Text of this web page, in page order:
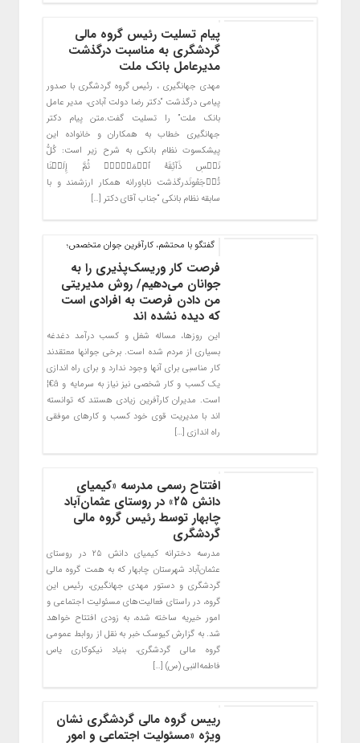
پیام تسلیت رئیس گروه مالی
گردشگری به مناسبت درگذشت
مدیرعامل بانک ملت
مهدی جهانگیری ، رئیس گروه گردشگری با صدور
پیامی درگذشت “دکتر رضا دولت آبادی، مدیر عامل
بانک ملت” را تسلیت گفت.متن پیام دکتر
جهانگیری خطاب به همکاران و خانواده این
پیشکسوت نظام بانکی به شرح زیر است: کُلُّ
نَفۡسٖ ذَآئِقَهُ ٱلۡمَوۡتِۖ ثُمَّ إِلَیۡنَا
تُرۡجَعُونَدرگذشت ناباورانه همکار ارزشمند و با
سابقه نظام بانکی “جناب آقای دکتر […]
گفتگو با محتشم، کارآفرین جوان متخصص؛
فرصت کار و‌ریسک‌پذیری را به
جوانان می‌دهیم/ روش مدیریتی
من دادن فرصت به افرادی است
که دیده نشده اند
این روزها، مساله شغل و کسب درآمد دغدغه
بسیاری از مردم شده است. برخی جوانها معتقدند
کار مناسبی برای آنها وجود ندارد و برای راه اندازی
یک کسب و کار شخصی نیز نیاز به سرمایه و â€¦
است. مدیران کارآفرین زیادی هستند که توانسته
‌اند با مدیریت قوی خود کسب ‌و کارهای موفقی
راه اندازی […]
افتتاح رسمی مدرسه «کیمیای
دانش ۲۵» در روستای عثمان‌آباد
چابهار توسط رئیس گروه مالی
گردشگری
مدرسه دخترانه کیمیای دانش ۲۵ در روستای
عثمان‌آباد شهرستان چابهار که به همت گروه مالی
گردشگری و دستور مهدی جهانگیری، رئیس این
گروه، در راستای فعالیت‌های مسئولیت اجتماعی و
امور خیریه ساخته شده، به زودی افتتاح خواهد
شد. به گزارش کیوسک خبر به نقل از روابط عمومی
گروه مالی گردشگری، بنیاد نیکوکاری یاس
فاطمه‌النبی (س) […]
رییس گروه مالی گردشگری نشان
ویژه «مسئولیت اجتماعی و امور